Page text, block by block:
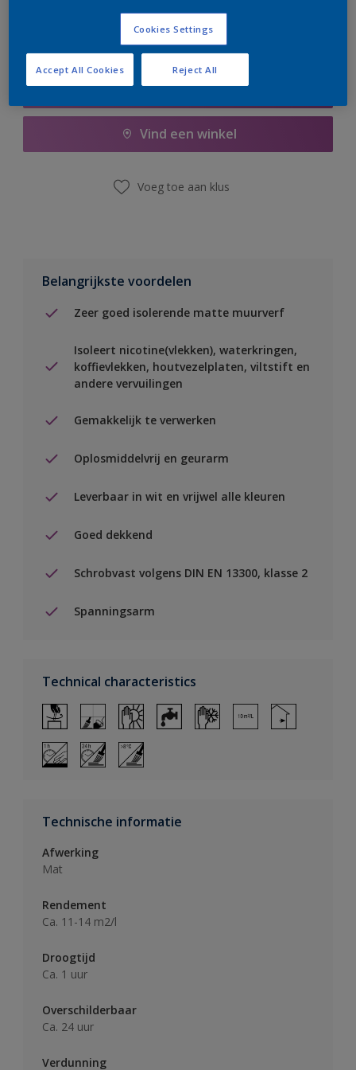
Boodschappenlijst
Vind een winkel
Voeg toe aan klus
Belangrijkste voordelen
Zeer goed isolerende matte muurverf
Isoleert nicotine(vlekken), waterkringen,
koffievlekken, houtvezelplaten, viltstift en
andere vervuilingen
Gemakkelijk te verwerken
Oplosmiddelvrij en geurarm
Leverbaar in wit en vrijwel alle kleuren
Goed dekkend
Schrobvast volgens DIN EN 13300, klasse 2
Spanningsarm
Technical characteristics
Technische informatie
Afwerking
Mat
Rendement
Ca. 11-14 m2/l
Droogtijd
Ca. 1 uur
Overschilderbaar
Ca. 24 uur
Verdunning
Cookies Settings
Reject All
Accept All Cookies